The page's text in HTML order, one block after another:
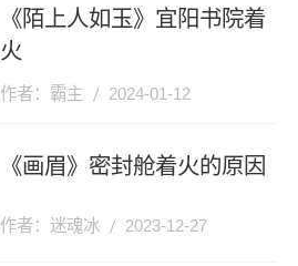
《陌上人如玉》宜阳书院着
火
作者：霸主 2024-01-12
《画眉》密封舱着火的原因
作者：迷魂冰 2023-12-27